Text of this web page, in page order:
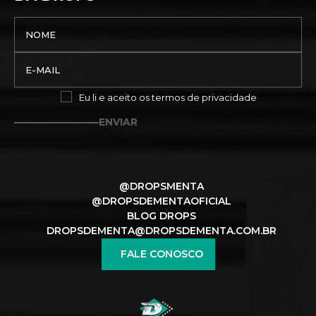
Eu li e aceito ostermos de privacidade
ENVIAR
@DROPSMENTA
@DROPSDEMENTAOFICIAL
BLOG DROPS
DROPSDEMENTA@DROPSDEMENTA.COM.BR
FALE CONOSCO